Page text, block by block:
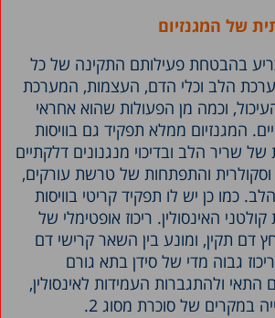
של המגנזיום
בהבטחת פעילותם התקינה של כל
הלב וכלי הדם, העצמות, המערכת
וכמה מן הפעולות שהוא אחראי
המגנזיום ממלא תפקיד גם בוויסות
שריר הלב ובדיכוי מנגנונים דלקתיים
וסקולרית והתפתחות של טרשת עורקים,
כמו כן יש לו תפקיד קריטי בוויסות
קולטני האינסולין. ריכוז אופטימלי של
דם תקין, ומונע בין השאר קרישי דם
גבוה מדי של סידן בתא גורם
ולהתגברות העמידות לאינסולין,
במקרים של סוכרת מסוג 2.